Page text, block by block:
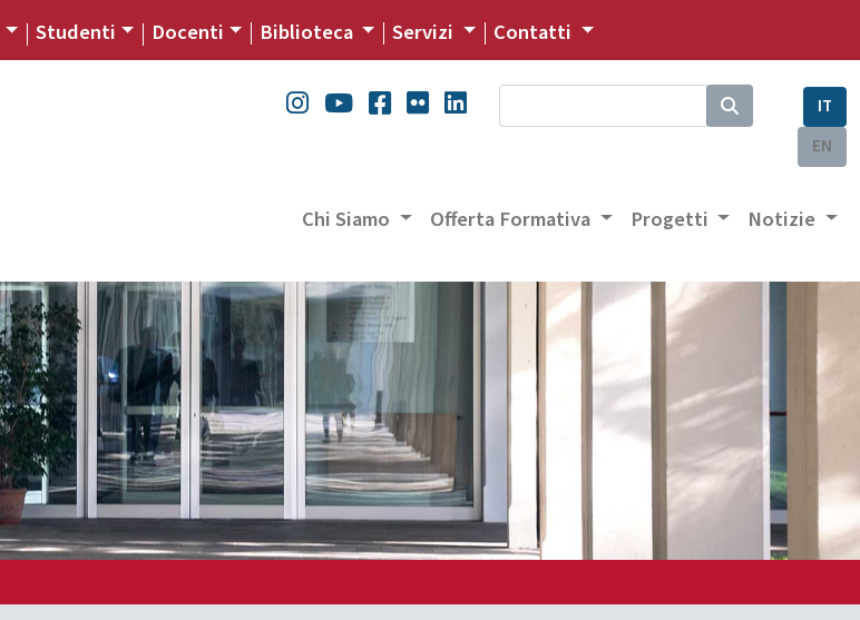
Studenti Docenti Biblioteca Servizi Contatti
IT
EN
Chi Siamo Offerta Formativa Progetti Notizie